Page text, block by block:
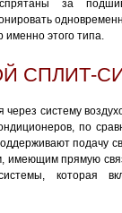
за
именно этого типа.
СПЛИТ-
систему
по
подачу
имеющим прямую
которая